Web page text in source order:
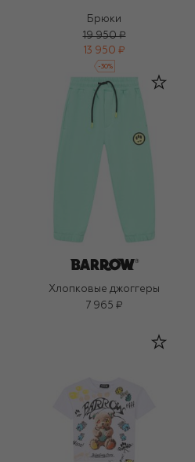
Брюки
19 950 ₽
13 950 ₽
-30%
Хлопковые джоггеры
7 965 ₽